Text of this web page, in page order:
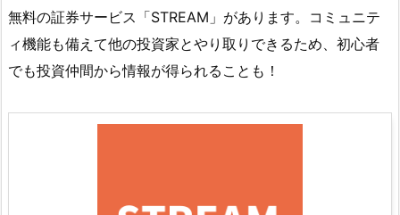
無料の証券サービス「STREAM」があります。コミュニテ
ィ機能も備えて他の投資家とやり取りできるため、初心者
でも投資仲間から情報が得られることも！